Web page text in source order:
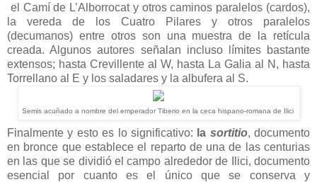
el Camí de L’Alborrocat y otros caminos paralelos (cardos),
la vereda de los Cuatro Pilares y otros paralelos
(decumanos) entre otros son una muestra de la retícula
creada. Algunos autores señalan incluso límites bastante
extensos; hasta Crevillente al W, hasta La Galia al N, hasta
Torrellano al E y los saladares y la albufera al S.
Semis acuñado a nombre del emperador Tiberio en la ceca hispano-romana de Ilici
Finalmente y esto es lo significativo: la sortitio, documento
en bronce que establece el reparto de una de las centurias
en las que se dividió el campo alrededor de Ilici, documento
esencial por cuanto es el único que se conserva y